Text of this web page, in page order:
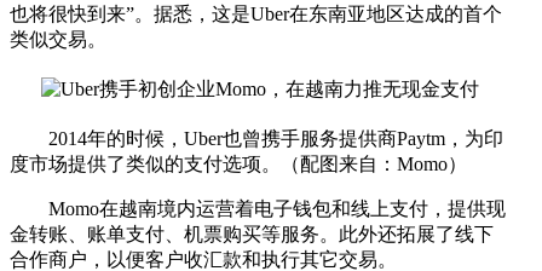
也将很快到来”。据悉，这是Uber在东南亚地区达成的首个
类似交易。
2014年的时候，Uber也曾携手服务提供商Paytm，为印
度市场提供了类似的支付选项。（配图来自：Momo）
Momo在越南境内运营着电子钱包和线上支付，提供现
金转账、账单支付、机票购买等服务。此外还拓展了线下
合作商户，以便客户收汇款和执行其它交易。